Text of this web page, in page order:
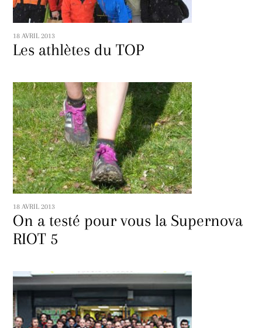
18 AVRIL 2013
Les athlètes du TOP
18 AVRIL 2013
On a testé pour vous la Supernova
RIOT 5